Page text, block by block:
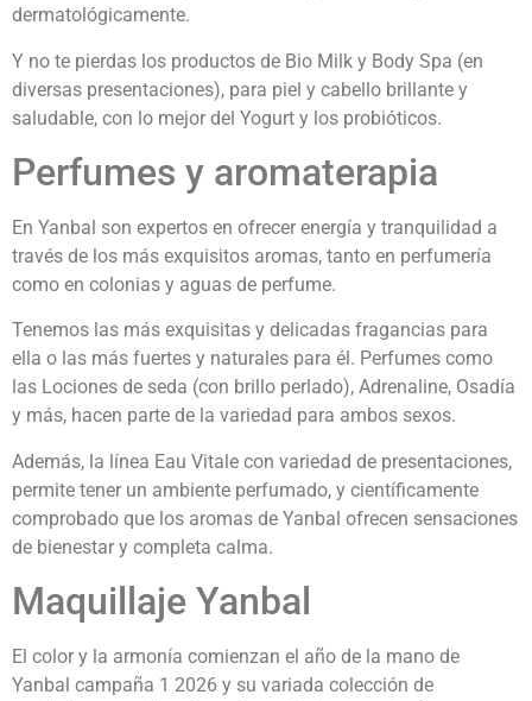
dermatológicamente.
Y no te pierdas los productos de Bio Milk y Body Spa (en
diversas presentaciones), para piel y cabello brillante y
saludable, con lo mejor del Yogurt y los probióticos.
Perfumes y aromaterapia
En Yanbal son expertos en ofrecer energía y tranquilidad a
través de los más exquisitos aromas, tanto en perfumería
como en colonias y aguas de perfume.
Tenemos las más exquisitas y delicadas fragancias para
ella o las más fuertes y naturales para él. Perfumes como
las Lociones de seda (con brillo perlado), Adrenaline, Osadía
y más, hacen parte de la variedad para ambos sexos.
Además, la línea Eau Vitale con variedad de presentaciones,
permite tener un ambiente perfumado, y científicamente
comprobado que los aromas de Yanbal ofrecen sensaciones
de bienestar y completa calma.
Maquillaje Yanbal
El color y la armonía comienzan el año de la mano de
Yanbal campaña 1 2026 y su variada colección de